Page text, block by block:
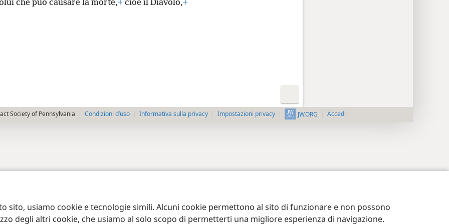
sito, usiamo cookie e tecnologie simili. Alcuni cookie permettono al sito di funzionare e non possono
degli altri cookie, che usiamo al solo scopo di permetterti una migliore esperienza di navigazione.
che può causare la morte,+cioè il Diavolo,+
Society of Pennsylvania Condizioni d’uso Informativa sulla privacy Impostazioni privacy JW.ORG Accedi